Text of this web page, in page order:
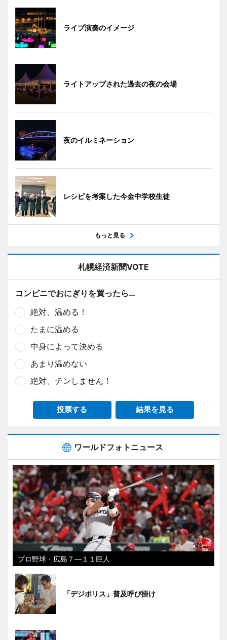
ライブ演奏のイメージ
ライトアップされた過去の夜の会場
夜のイルミネーション
レシピを考案した今金中学校生徒
もっと見る
札幌経済新聞VOTE
コンビニでおにぎりを買ったら…
絶対、温める！
たまに温める
中身によって決める
あまり温めない
絶対、チンしません！
投票する 結果を見る
ワールドフォトニュース
プロ野球・広島７―１１巨人
「デジポリス」普及呼び掛け